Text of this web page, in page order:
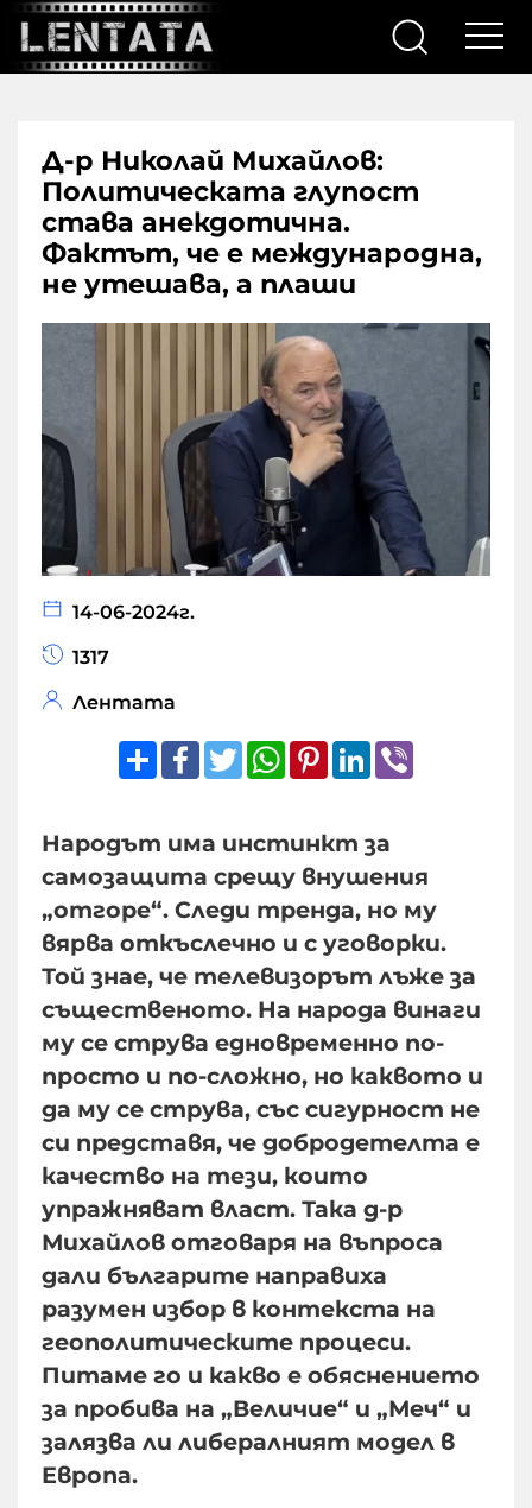
Д-р Николай Михайлов:
Политическата глупост
става анекдотична.
Фактът, че е международна,
не утешава, а плаши
14-06-2024г.
1317
Лентата
ShareFacebook
TwitterWhatsApp
Pinterest
LinkedIn
Народът има инстинкт за
самозащита срещу внушения
„отгоре“. Следи тренда, но му
вярва откъслечно и с уговорки.
Той знае, че телевизорът лъже за
същественото. На народа винаги
му се струва едновременно по-
просто и по-сложно, но каквото и
да му се струва, със сигурност не
си представя, че добродетелта е
качество на тези, които
упражняват власт. Така д-р
Михайлов отговаря на въпроса
дали българите направиха
разумен избор в контекста на
геополитическите процеси.
Питаме го и какво е обяснението
за пробива на „Величие“ и „Меч“ и
залязва ли либералният модел в
Европа.